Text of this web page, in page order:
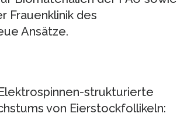
Frauenklinik des
Ansätze.
strukturierte
von Eierstockfollikeln: